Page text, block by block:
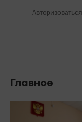
Авторизоваться
Главное